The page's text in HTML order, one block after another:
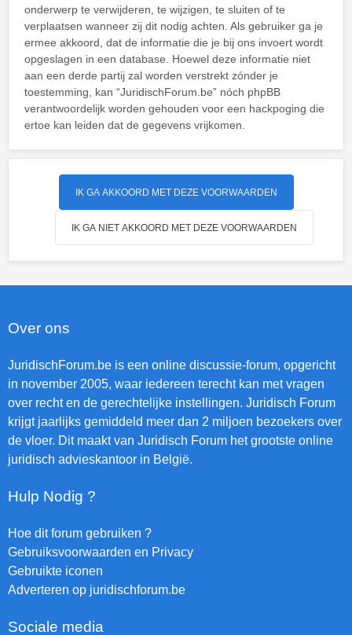
onderwerp te verwijderen, te wijzigen, te sluiten of te
verplaatsen wanneer zij dit nodig achten. Als gebruiker ga je
ermee akkoord, dat de informatie die je bij ons invoert wordt
opgeslagen in een database. Hoewel deze informatie niet
aan een derde partij zal worden verstrekt zónder je
toestemming, kan “JuridischForum.be” nóch phpBB
verantwoordelijk worden gehouden voor een hackpoging die
ertoe kan leiden dat de gegevens vrijkomen.
Over ons
JuridischForum.be is een online discussie-forum, opgericht
in november 2005, waar iedereen terecht kan met vragen
over recht en de gerechtelijke instellingen. Juridisch Forum
krijgt jaarlijks gemiddeld meer dan 2 miljoen bezoekers over
de vloer. Dit maakt van Juridisch Forum het grootste online
juridisch advieskantoor in België.
Hulp Nodig ?
Hoe dit forum gebruiken ?
Gebruiksvoorwaarden en Privacy
Gebruikte iconen
Adverteren op juridischforum.be
Sociale media